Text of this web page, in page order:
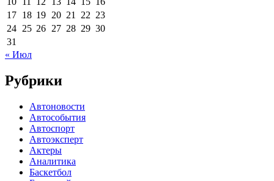
17 18 19 20 21 22 23
24 25 26 27 28 29 30
31
« Июл
Рубрики
Автоновости
Автособытия
Автоспорт
Автоэксперт
Актеры
Аналитика
Баскетбол